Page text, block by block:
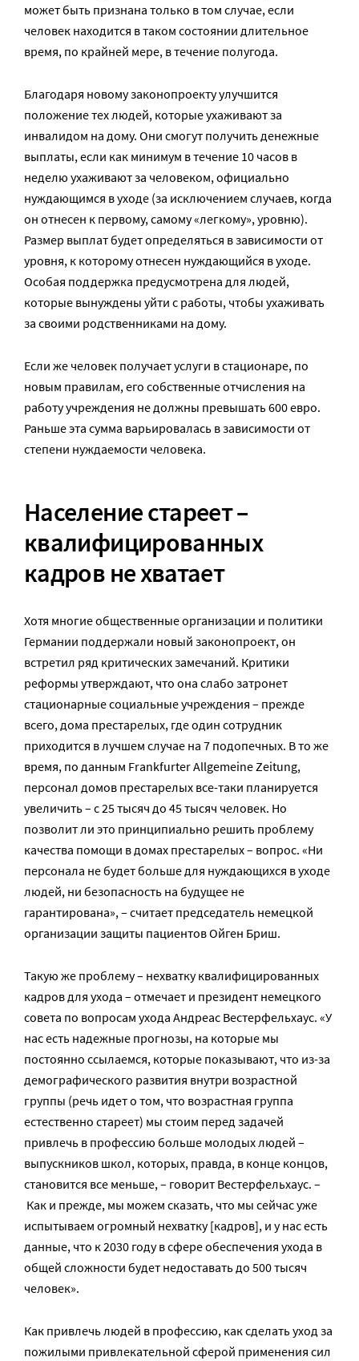
может быть признана только в том случае, если
человек находится в таком состоянии длительное
время, по крайней мере, в течение полугода.
Благодаря новому законопроекту улучшится
положение тех людей, которые ухаживают за
инвалидом на дому. Они смогут получить денежные
выплаты, если как минимум в течение 10 часов в
неделю ухаживают за человеком, официально
нуждающимся в уходе (за исключением случаев, когда
он отнесен к первому, самому «легкому», уровню).
Размер выплат будет определяться в зависимости от
уровня, к которому отнесен нуждающийся в уходе.
Особая поддержка предусмотрена для людей,
которые вынуждены уйти с работы, чтобы ухаживать
за своими родственниками на дому.
Если же человек получает услуги в стационаре, по
новым правилам, его собственные отчисления на
работу учреждения не должны превышать 600 евро.
Раньше эта сумма варьировалась в зависимости от
степени нуждаемости человека.
Население стареет –
квалифицированных
кадров не хватает
Хотя многие общественные организации и политики
Германии поддержали новый законопроект, он
встретил ряд критических замечаний. Критики
реформы утверждают, что она слабо затронет
стационарные социальные учреждения – прежде
всего, дома престарелых, где один сотрудник
приходится в лучшем случае на 7 подопечных. В то же
время, по данным Frankfurter Allgemeine Zeitung,
персонал домов престарелых все-таки планируется
увеличить – с 25 тысяч до 45 тысяч человек. Но
позволит ли это принципиально решить проблему
качества помощи в домах престарелых – вопрос. «Ни
персонала не будет больше для нуждающихся в уходе
людей, ни безопасность на будущее не
гарантирована», – считает председатель немецкой
организации защиты пациентов Ойген Бриш.
Такую же проблему – нехватку квалифицированных
кадров для ухода – отмечает и президент немецкого
совета по вопросам ухода Андреас Вестерфельхаус. «У
нас есть надежные прогнозы, на которые мы
постоянно ссылаемся, которые показывают, что из-за
демографического развития внутри возрастной
группы (речь идет о том, что возрастная группа
естественно стареет) мы стоим перед задачей
привлечь в профессию больше молодых людей –
выпускников школ, которых, правда, в конце концов,
становится все меньше, – говорит Вестерфельхаус. –
Как и прежде, мы можем сказать, что мы сейчас уже
испытываем огромный нехватку [кадров], и у нас есть
данные, что к 2030 году в сфере обеспечения ухода в
общей сложности будет недоставать до 500 тысяч
человек».
Как привлечь людей в профессию, как сделать уход за
пожилыми привлекательной сферой применения сил